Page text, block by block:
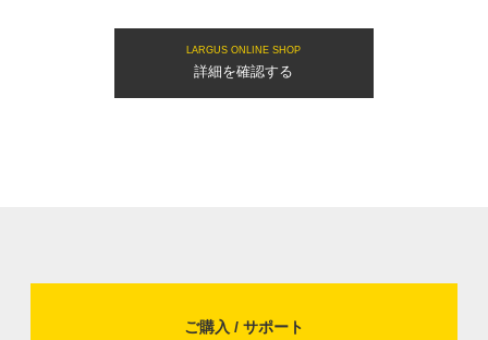
LARGUS ONLINE SHOP
詳細を確認する
ご購入 / サポート